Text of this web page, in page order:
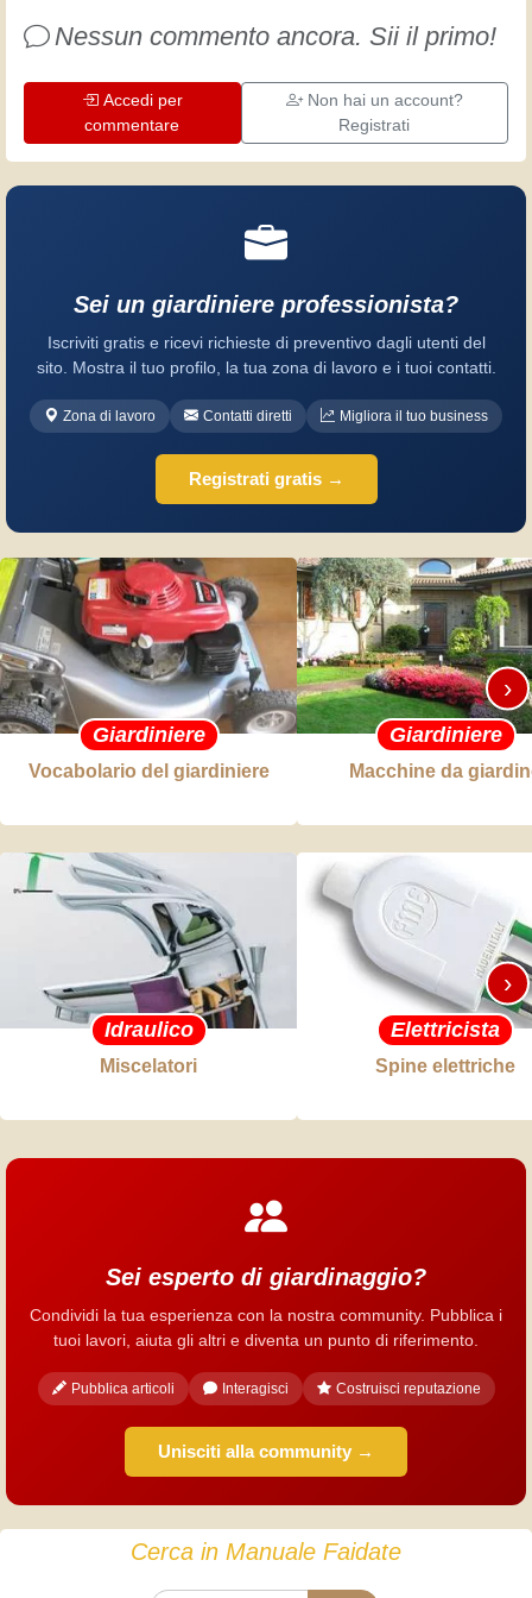
Nessun commento ancora. Sii il primo!
Accedi per
commentare
Non hai un account?
Registrati
Sei un giardiniere professionista?
Iscriviti gratis e ricevi richieste di preventivo dagli utenti del
sito. Mostra il tuo profilo, la tua zona di lavoro e i tuoi contatti.
Zona di lavoro Contatti diretti Migliora il tuo business
Registrati gratis →
Giardiniere
Vocabolario del giardiniere
Giardiniere
Macchine da
›
Idraulico
Miscelatori
Elettricista
Spine elettriche
›
Sei esperto di giardinaggio?
Condividi la tua esperienza con la nostra community. Pubblica i
tuoi lavori, aiuta gli altri e diventa un punto di riferimento.
Pubblica articoli Interagisci Costruisci reputazione
Unisciti alla community →
Cerca in Manuale Faidate